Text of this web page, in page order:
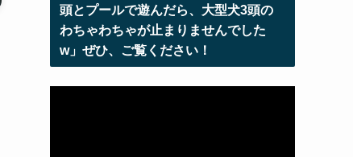
頭とプールで遊んだら、大型犬3頭の
わちゃわちゃが止まりませんでした
w」ぜひ、ご覧ください！